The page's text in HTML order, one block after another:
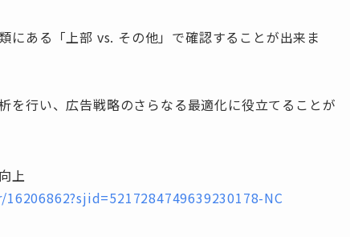
にある「上部 vs. その他」で確認することが出来ま
を行い、広告戦略のさらなる最適化に役立てることが
上
NC